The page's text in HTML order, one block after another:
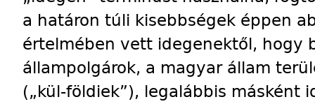
a határon túli kisebbségek éppen
értelmében vett idegenektől, hogy
állampolgárok, a magyar állam
(„kül-földiek”), legalábbis másként